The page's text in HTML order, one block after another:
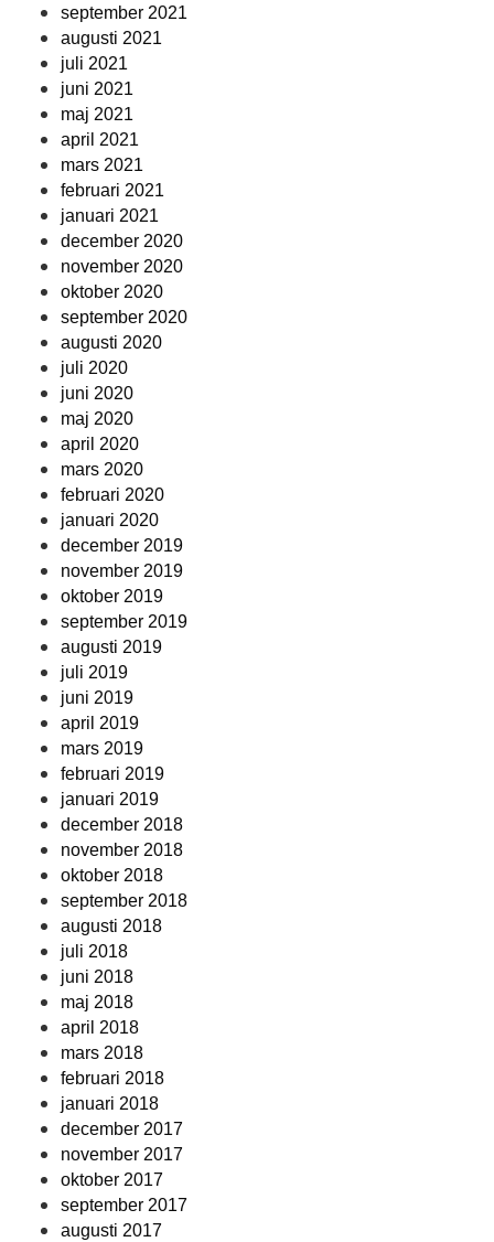
september 2021
augusti 2021
juli 2021
juni 2021
maj 2021
april 2021
mars 2021
februari 2021
januari 2021
december 2020
november 2020
oktober 2020
september 2020
augusti 2020
juli 2020
juni 2020
maj 2020
april 2020
mars 2020
februari 2020
januari 2020
december 2019
november 2019
oktober 2019
september 2019
augusti 2019
juli 2019
juni 2019
april 2019
mars 2019
februari 2019
januari 2019
december 2018
november 2018
oktober 2018
september 2018
augusti 2018
juli 2018
juni 2018
maj 2018
april 2018
mars 2018
februari 2018
januari 2018
december 2017
november 2017
oktober 2017
september 2017
augusti 2017